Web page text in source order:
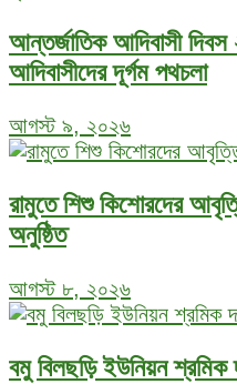
আন্তর্জাতিক আদিবাসী
আদিবাসীদের দূর্গম পথচলা
আগস্ট ৯, ২০২৬
রামুতে শিশু কিশোরদের
অনুষ্ঠিত
আগস্ট ৮, ২০২৬
বমু বিলছড়ি ইউনিয়ন শ্রমিক